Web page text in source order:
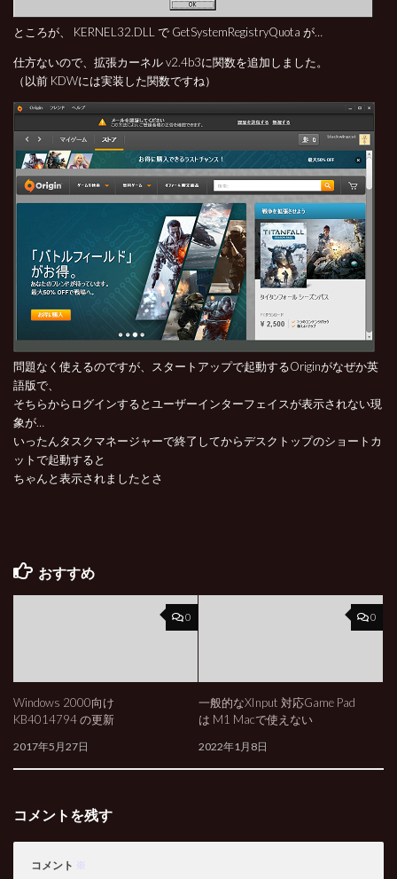
ところが、 KERNEL32.DLL で GetSystemRegistryQuota が…
仕方ないので、拡張カーネル v2.4b3に関数を追加しました。
（以前 KDWには実装した関数ですね）
問題なく使えるのですが、スタートアップで起動するOriginがなぜか英
語版で、
そちらからログインするとユーザーインターフェイスが表示されない現
象が…
いったんタスクマネージャーで終了してからデスクトップのショートカ
ットで起動すると
ちゃんと表示されましたとさ
おすすめ
0
Windows 2000向け
KB4014794 の更新
2017年5月27日
0
一般的なXInput 対応Game Pad
は M1 Macで使えない
2022年1月8日
コメントを残す
コメント ※